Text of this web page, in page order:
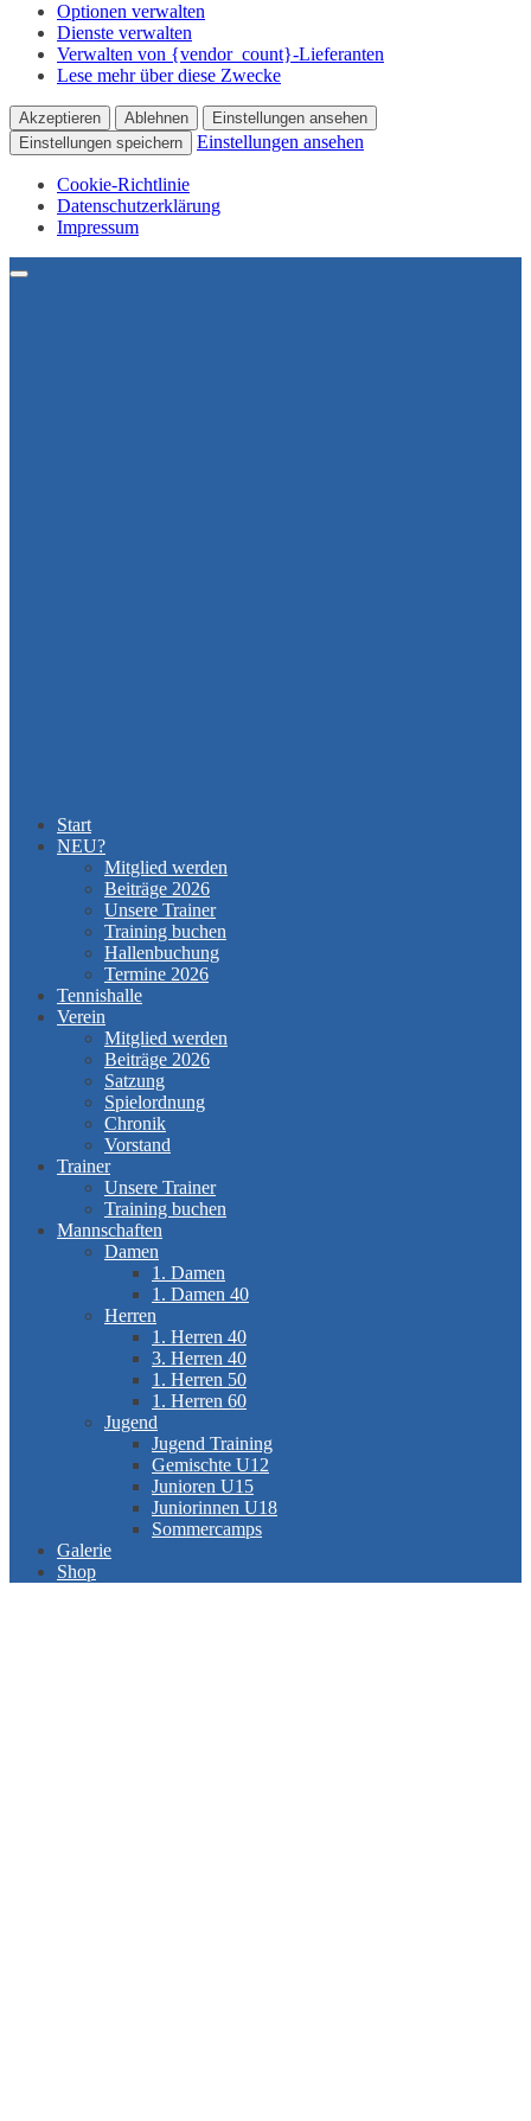
Optionen verwalten
Dienste verwalten
Verwalten von {vendor_count}-Lieferanten
Lese mehr über diese Zwecke
Akzeptieren Ablehnen
Einstellungen ansehen
Einstellungen speichern
Einstellungen ansehen
Cookie-Richtlinie
Datenschutzerklärung
Impressum
Menu
Start
NEU?
Mitglied werden
Beiträge 2026
Unsere Trainer
Training buchen
Hallenbuchung
Termine 2026
Tennishalle
Verein
Mitglied werden
Beiträge 2026
Satzung
Spielordnung
Chronik
Vorstand
Trainer
Unsere Trainer
Training buchen
Mannschaften
Damen
1. Damen
1. Damen 40
Herren
1. Herren 40
3. Herren 40
1. Herren 50
1. Herren 60
Jugend
Jugend Training
Gemischte U12
Junioren U15
Juniorinnen U18
Sommercamps
Galerie
Shop